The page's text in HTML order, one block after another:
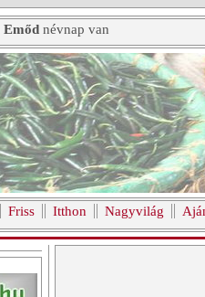
Emőd névnap van
Friss Itthon Nagyvilág